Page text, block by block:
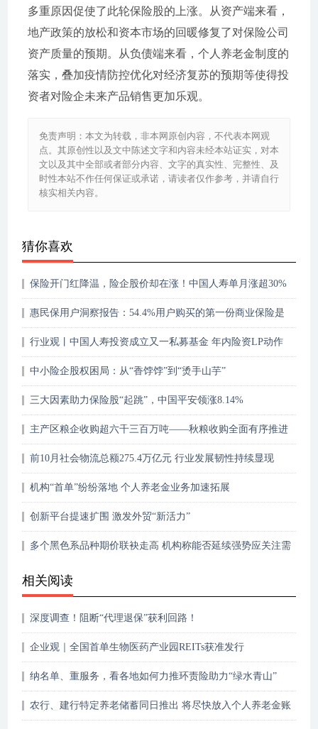
多重原因促使了此轮保险股的上涨。从资产端来看，
地产政策的放松和资本市场的回暖修复了对保险公司
资产质量的预期。从负债端来看，个人养老金制度的
落实，叠加疫情防控优化对经济复苏的预期等使得投
资者对险企未来产品销售更加乐观。
免责声明：本文为转载，非本网原创内容，不代表本网观
点。其原创性以及文中陈述文字和内容未经本站证实，对本
文以及其中全部或者部分内容、文字的真实性、完整性、及
时性本站不作任何保证或承诺，请读者仅作参考，并请自行
核实相关内容。
猜你喜欢
保险开门红降温，险企股价却在涨！中国人寿单月涨超30%
惠民保用户洞察报告：54.4%用户购买的第一份商业保险是
行业观丨中国人寿投资成立又一私募基金 年内险资LP动作
中小险企股权困局：从“香饽饽”到“烫手山芋”
三大因素助力保险股“起跳”，中国平安领涨8.14%
主产区粮企收购超六千三百万吨——秋粮收购全面有序推进
前10月社会物流总额275.4万亿元 行业发展韧性持续显现
机构“首单”纷纷落地 个人养老金业务加速拓展
创新平台提速扩围 激发外贸“新活力”
多个黑色系品种期价联袂走高 机构称能否延续强势应关注需
相关阅读
深度调查！阻断“代理退保”获利回路！
企业观｜全国首单生物医药产业园REITs获准发行
纳名单、重服务，看各地如何力推环责险助力“绿水青山”
农行、建行特定养老储蓄同日推出 将尽快放入个人养老金账